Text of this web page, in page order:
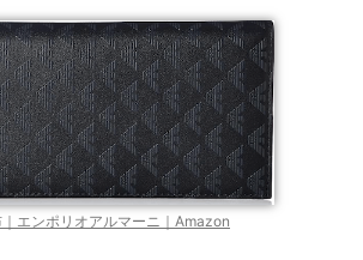
エンポリオアルマーニ｜Amazon